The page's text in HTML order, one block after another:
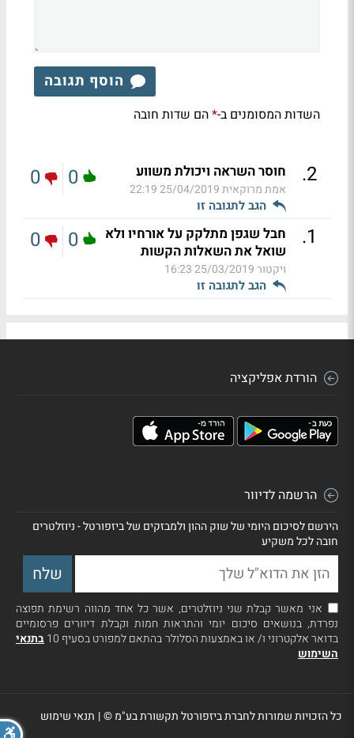
הוסף תגובה
השדות המסומנים ב-*הם שדות חובה
2
. חוסר השראה ויכולת משווע
אמת מרוקאית25/04/2019 22:19
הגב לתגובה זו
0
0
1
.
חבל שגפן מתלקק על אורחיו ולא
שואל את השאלות הקשות
ויקטור25/03/2019 16:23
הגב לתגובה זו
0
0
הורדת אפליקציה
הרשמה לדיוור
הירשם לסיכום היומי של שוק ההון ולמבזקים של ביזפורטל - ניוזלטרים
חובה לכל משקיע
אני מאשר קבלת שני ניוזלטרים, אשר כל אחד מהווה רשימת תפוצה
נפרדת, בנושאים סיכום יומי והתראות חמות וקבלת דיוורים פרסומיים
בדואר אלקטרוני ו/ או באמצעות הסלולר בהתאם למפורט בסעיף 10
בתנאי
השימוש
כל הזכויות שמורות לחברת ביזפורטל תקשורת בע"מ ©| תנאי שימוש